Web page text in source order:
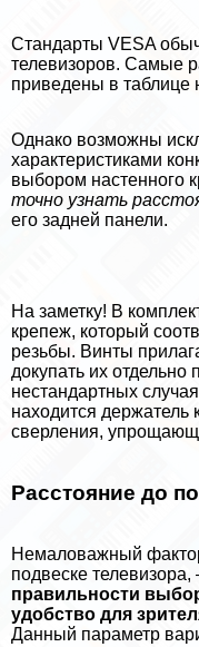
Стандарты VESA
телевизоров. Самые
приведены в таблице
Однако возможны
хаpaктеристиками
выбором настенного
точно узнать
его задней панели.
На заметку! В
крепеж, который
резьбы. Винты
докупать их отдельно
нестандартных
находится держатель
сверления,
Расстояние до
Немаловажный
подвеске
правильности
удобство для
Данный параметр